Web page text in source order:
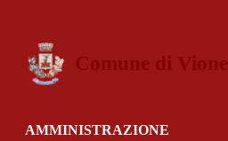
Comune di Vione
AMMINISTRAZIONE